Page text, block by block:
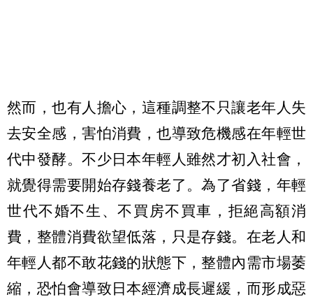
然而，也有人擔心，這種調整不只讓老年人失
去安全感，害怕消費，也導致危機感在年輕世
代中發酵。不少日本年輕人雖然才初入社會，
就覺得需要開始存錢養老了。為了省錢，年輕
世代不婚不生、不買房不買車，拒絕高額消
費，整體消費欲望低落，只是存錢。在老人和
年輕人都不敢花錢的狀態下，整體內需市場萎
縮，恐怕會導致日本經濟成長遲緩，而形成惡